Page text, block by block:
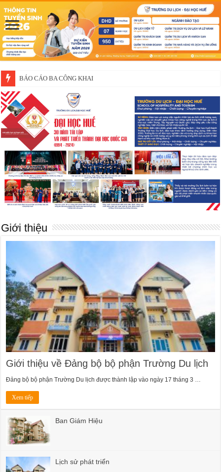
Thông báo về việc xét chọn sinh viên đề nghị nhận học bổng của doanh
Giới thiệu
Giới thiệu về Đảng bộ bộ phận Trường Du lịch
Đảng bộ bộ phận Trường Du lịch được thành lập vào ngày 17 tháng 3 …
Xem tiếp
Ban Giám Hiệu
Lịch sử phát triển